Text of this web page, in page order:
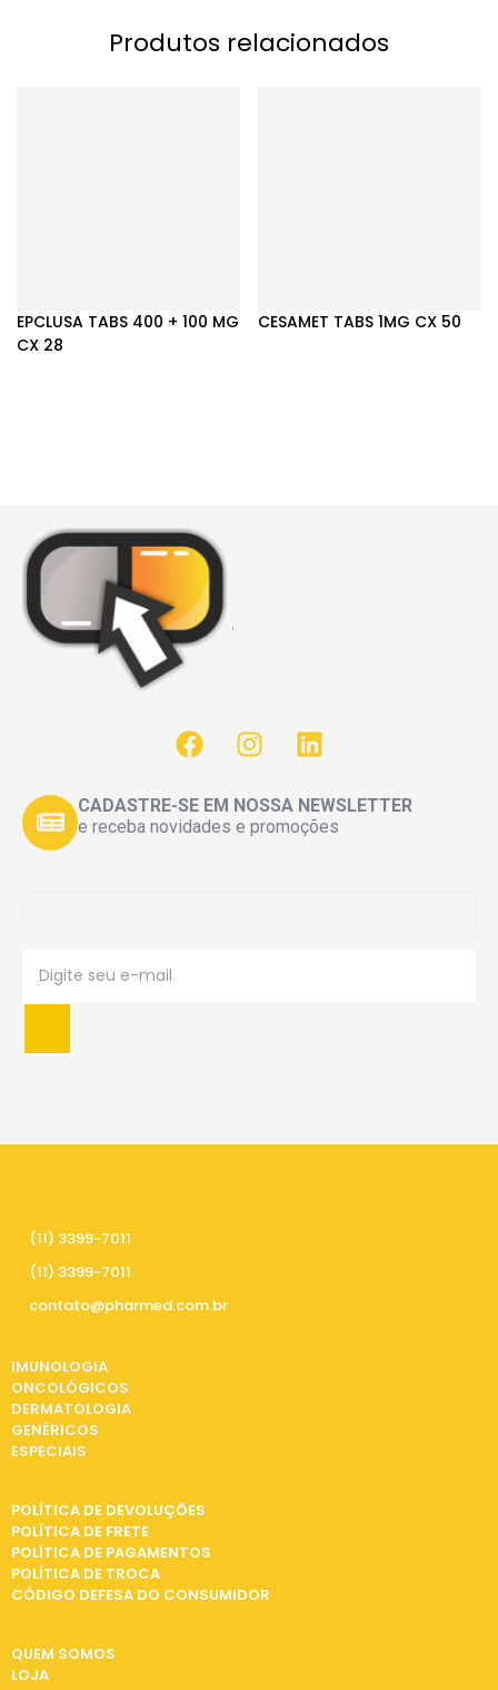
Produtos relacionados
EPCLUSA TABS 400 + 100 MG
CX 28
CESAMET TABS 1MG CX 50
CADASTRE-SE EM NOSSA NEWSLETTER
e receba novidades e promoções
(11) 3399-7011
(11) 3399-7011
contato@pharmed.com.br
IMUNOLOGIA
ONCOLÓGICOS
DERMATOLOGIA
GENÉRICOS
ESPECIAIS
POLÍTICA DE DEVOLUÇÕES
POLÍTICA DE FRETE
POLÍTICA DE PAGAMENTOS
POLÍTICA DE TROCA
CÓDIGO DEFESA DO CONSUMIDOR
QUEM SOMOS
LOJA